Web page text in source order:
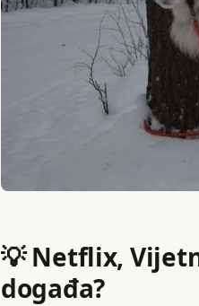
💡 Netflix,
događa?